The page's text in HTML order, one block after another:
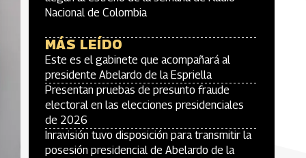
Nacional de Colombia
MÁS LEÍDO
Este es el gabinete que acompañará al
presidente Abelardo de la Espriella
Presentan pruebas de presunto fraude
electoral en las elecciones presidenciales
de 2026
Inravisión tuvo disposición para transmitir la
posesión presidencial de Abelardo de la